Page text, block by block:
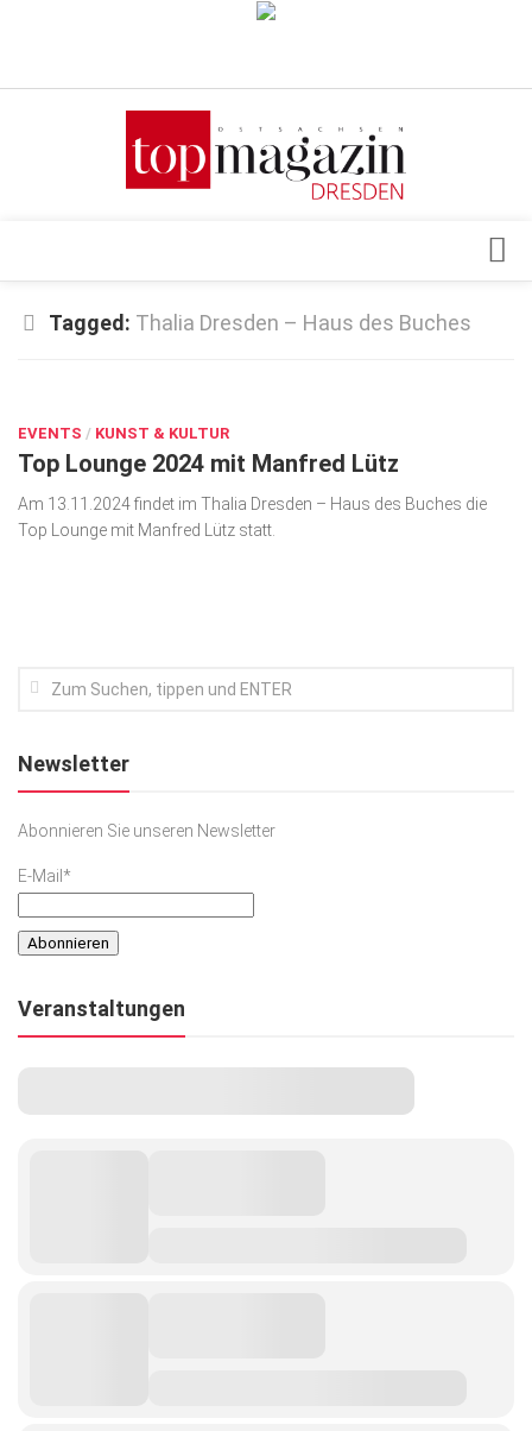
Verkaufsstellen
Top Gesundheitsforum Dresden / Ostsachsen
Geschäft
gesund & schön
Gesellschaft
Podcast
SACHSEN IN PARIS
Tagged: Thalia Dresden – Haus des Buches
EVENTS / KUNST & KULTUR
Top Lounge 2024 mit Manfred Lütz
Am 13.11.2024 findet im Thalia Dresden – Haus des Buches die
Top Lounge mit Manfred Lütz statt.
Newsletter
Abonnieren Sie unseren Newsletter
E-Mail*
Veranstaltungen